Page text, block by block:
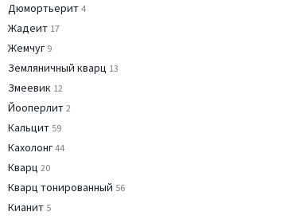
Дюмортьерит 4
Жадеит 17
Жемчуг 9
Земляничный кварц 13
Змеевик 12
Йооперлит 2
Кальцит 59
Кахолонг 44
Кварц 20
Кварц тонированный 56
Кианит 5